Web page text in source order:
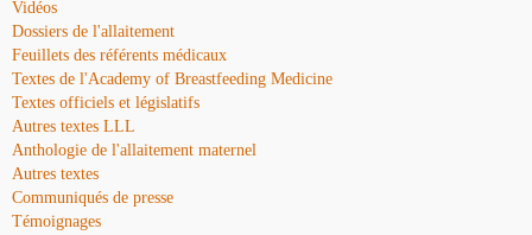
Vidéos
Dossiers de l'allaitement
Feuillets des référents médicaux
Textes de l'Academy of Breastfeeding Medicine
Textes officiels et législatifs
Autres textes LLL
Anthologie de l'allaitement maternel
Autres textes
Communiqués de presse
Témoignages